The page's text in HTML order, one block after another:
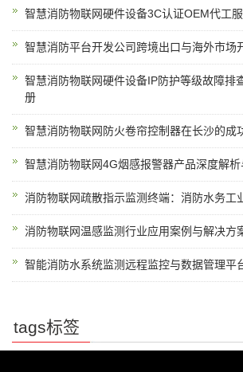
智慧消防物联网硬件设备3C认证OEM代工
智慧消防平台开发公司跨境出口与海外市场
智慧消防物联网硬件设备IP防护等级故障排
册
智慧消防物联网防火卷帘控制器在长沙的成
智慧消防物联网4G烟感报警器产品深度解
消防物联网疏散指示监测终端：消防水务工
消防物联网温感监测行业应用案例与解决方
智能消防水系统监测远程监控与数据管理平
tags标签